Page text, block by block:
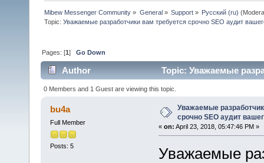
Mibew Messenger Community » General» Support» Русский (ru)
Topic:Уважаемые разработчики вам требуется срочно SEO аудит
Pages: [1]Go Down
Author
Topic: Уважаемые
(Read 83937 times)
0 Members and 1 Guest are viewing this topic.
bu4a
Full Member
Posts: 5
Уважаемые
срочно SEO аудит
« on: April 23, 2018, 05:47:46 PM »
Уважаемые